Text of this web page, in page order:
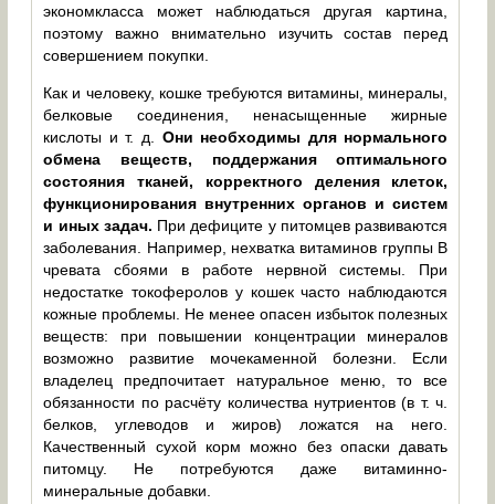
экономкласса может наблюдаться другая картина,
поэтому важно внимательно изучить состав перед
совершением покупки.
Как и человеку, кошке требуются витамины, минералы,
белковые соединения, ненасыщенные жирные
кислоты и т. д. Они необходимы для нормального
обмена веществ, поддержания оптимального
состояния тканей, корректного деления клеток,
функционирования внутренних органов и систем
и иных задач. При дефиците у питомцев развиваются
заболевания. Например, нехватка витаминов группы B
чревата сбоями в работе нервной системы. При
недостатке токоферолов у кошек часто наблюдаются
кожные проблемы. Не менее опасен избыток полезных
веществ: при повышении концентрации минералов
возможно развитие мочекаменной болезни. Если
владелец предпочитает натуральное меню, то все
обязанности по расчёту количества нутриентов (в т. ч.
белков, углеводов и жиров) ложатся на него.
Качественный сухой корм можно без опаски давать
питомцу. Не потребуются даже витаминно-
минеральные добавки.